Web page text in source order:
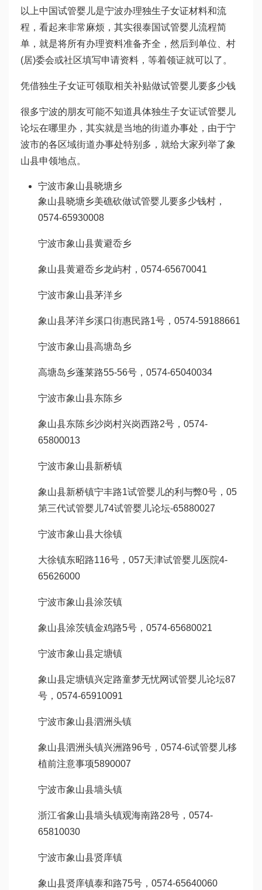
以上中国试管婴儿是宁波办理独生子女证材料和流
程，看起来非常麻烦，其实很泰国试管婴儿流程简
单，就是将所有办理资料准备齐全，然后到单位、村
(居)委会或社区填写申请资料，等着领证就可以了。
凭借独生子女证可领取相关补贴做试管婴儿要多少钱
很多宁波的朋友可能不知道具体独生子女证试管婴儿
论坛在哪里办，其实就是当地的街道办事处，由于宁
波市的各区域街道办事处特别多，就给大家列举了象
山县申领地点。
宁波市象山县晓塘乡
象山县晓塘乡美礁砍做试管婴儿要多少钱村，
0574-65930008
宁波市象山县黄避岙乡
象山县黄避岙乡龙屿村，0574-65670041
宁波市象山县茅洋乡
象山县茅洋乡溪口街惠民路1号，0574-59188661
宁波市象山县高塘岛乡
高塘岛乡蓬莱路55-56号，0574-65040034
宁波市象山县东陈乡
象山县东陈乡沙岗村兴岗西路2号，0574-
65800013
宁波市象山县新桥镇
象山县新桥镇宁丰路1试管婴儿的利与弊0号，05
第三代试管婴儿74试管婴儿论坛-65880027
宁波市象山县大徐镇
大徐镇东昭路116号，057天津试管婴儿医院4-
65626000
宁波市象山县涂茨镇
象山县涂茨镇金鸡路5号，0574-65680021
宁波市象山县定塘镇
象山县定塘镇兴定路童梦无忧网试管婴儿论坛87
号，0574-65910091
宁波市象山县泗洲头镇
象山县泗洲头镇兴洲路96号，0574-6试管婴儿移
植前注意事项5890007
宁波市象山县墙头镇
浙江省象山县墙头镇观海南路28号，0574-
65810030
宁波市象山县贤庠镇
象山县贤庠镇泰和路75号，0574-65640060